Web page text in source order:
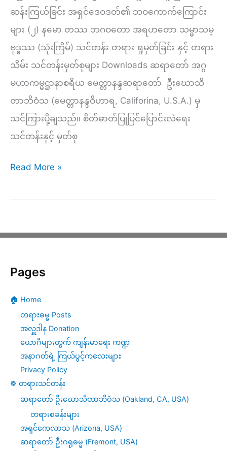
နည်း
ဆန်းကြယ်ခြင်း အရှင်ဒေဝဒတ်၏ ဘဝကောက်ကြောင်း
များ (၂) နမော တဿ ဘဂဝတော အရဟတော သမ္မာသမ္
ဗုဒ္ဓဿ (သုံးကြိမ်) သင်တန်း တရား ရှုမှတ်ခြင်း နှင့် တရား
သိမ်း သင်တန်းမှတ်စုများ Downloads ဆရာတော် အဂ္ဂ
မဟာကမ္မဋ္ဌာနာစရိယ မေတ္တာနန္ဒဆရာတော် ဦးဃောသိ
တာဘိဝံသ (မေတ္တာနန္ဒဝိဟာရ, Califorina, U.S.A.) မှ
သင်ကြားပို့ချသည်။ စိတ်ဓာတ်ပြုပြင်ပြောင်းလဲရေး
သင်တန်းနှင့် မှတ်စု
နံနက်
–
ဒေဝဒတ်၏
ကောက်ကြောင်း
Read More »
Pages
🏠 Home
တရားဓမ္မ Posts
အလှူဒါန Donation
ယောဂီများတွက် ကျန်းမာရေး ကဏ္ဍ
အနာဂတ်ရဲ့ ကြယ်ပွင့်ကလေးများ
Privacy Policy
☸️ တရားသင်တန်း
ဆရာတော် ဦးဃောသိတာဘိဝံသ (Oakland, CA, USA)
တရားစခန်းများ
အရှင်ကေလာသ (Arizona, USA)
ဆရာတော် ဦးဂရုဓမ္မ (Fremont, USA)